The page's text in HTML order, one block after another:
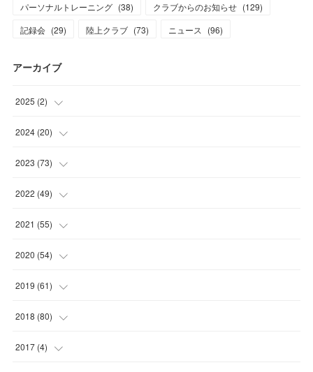
パーソナルトレーニング (38) クラブからのお知らせ (129)
記録会 (29) 陸上クラブ (73) ニュース (96)
アーカイブ
2025 (2)
(1
(1
2024 (20)
(1
(2
(1
(1
2023 (73)
(5
(7
(7
(6
2022 (49)
(2
(8
(8
(1
2021 (55)
(4
(8
(5
(
2020 (54)
(4
(6
(
2019 (61)
(2
( )
2018 (80)
( )
2017 (4)